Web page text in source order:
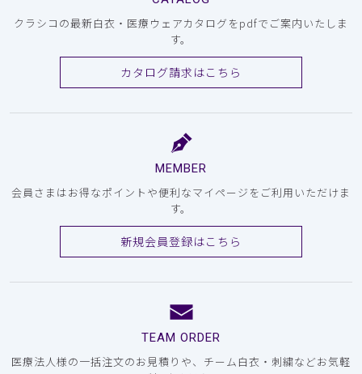
クラシコの最新白衣・医療ウェアカタログをpdfでご案内いたしま
す。
カタログ請求はこちら
MEMBER
会員さまはお得なポイントや便利なマイページをご利用いただけま
す。
新規会員登録はこちら
TEAM ORDER
医療法人様の一括注文のお見積りや、チーム白衣・刺繍などお気軽